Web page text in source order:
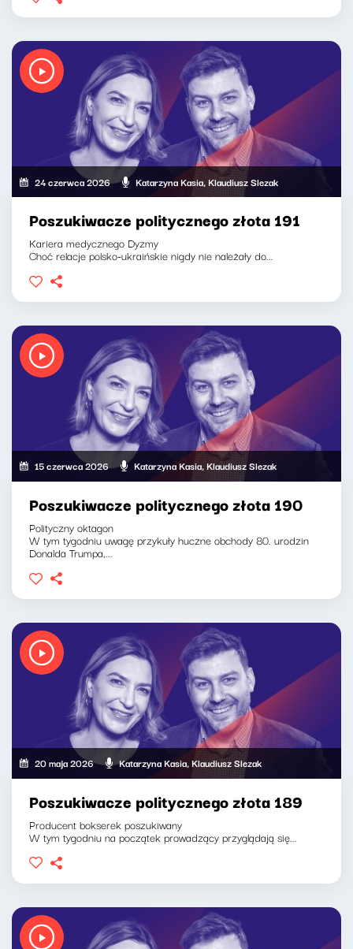
24 czerwca 2026 Katarzyna Kasia, Klaudiusz Slezak
Poszukiwacze politycznego złota 191
Kariera medycznego Dyzmy
Choć relacje polsko-ukraińskie nigdy nie należały do...
15 czerwca 2026 Katarzyna Kasia, Klaudiusz Slezak
Poszukiwacze politycznego złota 190
Polityczny oktagon
W tym tygodniu uwagę przykuły huczne obchody 80. urodzin
Donalda Trumpa,...
20 maja 2026 Katarzyna Kasia, Klaudiusz Slezak
Poszukiwacze politycznego złota 189
Producent bokserek poszukiwany
W tym tygodniu na początek prowadzący przyglądają się...